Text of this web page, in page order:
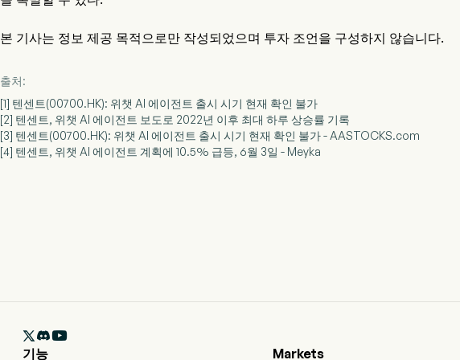
본 기사는 정보 제공 목적으로만 작성되었으며 투자 조언을 구성하지 않습니다.
출처:
[1] 텐센트(00700.HK): 위챗 AI 에이전트 출시 시기 현재 확인 불가
[2] 텐센트, 위챗 AI 에이전트 보도로 2022년 이후 최대 하루 상승률 기록
[3] 텐센트(00700.HK): 위챗 AI 에이전트 출시 시기 현재 확인 불가 - AASTOCKS.com
[4] 텐센트, 위챗 AI 에이전트 계획에 10.5% 급등, 6월 3일 - Meyka

기능
Markets